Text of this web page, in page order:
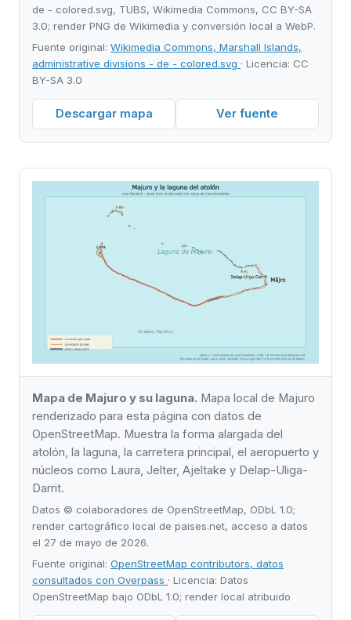
de - colored.svg, TUBS, Wikimedia Commons, CC BY-SA
3.0; render PNG de Wikimedia y conversión local a WebP.
Fuente original: Wikimedia Commons, Marshall Islands,
administrative divisions - de - colored.svg · Licencia: CC
BY-SA 3.0
Descargar mapa Ver fuente
Mapa de Majuro y su laguna. Mapa local de Majuro
renderizado para esta página con datos de
OpenStreetMap. Muestra la forma alargada del
atolón, la laguna, la carretera principal, el aeropuerto y
núcleos como Laura, Jelter, Ajeltake y Delap-Uliga-
Darrit.
Datos © colaboradores de OpenStreetMap, ODbL 1.0;
render cartográfico local de paises.net, acceso a datos
el 27 de mayo de 2026.
Fuente original: OpenStreetMap contributors, datos
consultados con Overpass · Licencia: Datos
OpenStreetMap bajo ODbL 1.0; render local atribuido